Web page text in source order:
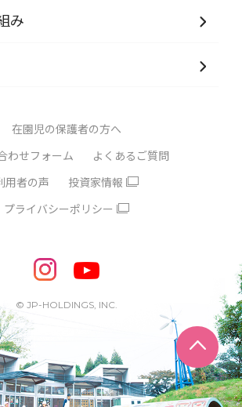
み
在園児の保護者の方へ
わせフォーム
よくあるご質問
用者の声
投資家情報
プライバシーポリシー
© JP-HOLDINGS, INC.